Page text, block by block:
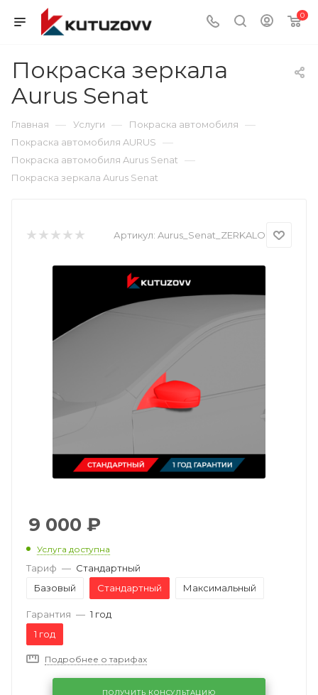
0
Покраска зеркала
Aurus Senat
Главная — Услуги — Покраска автомобиля —
Покраска автомобиля AURUS —
Покраска автомобиля Aurus Senat —
Покраска зеркала Aurus Senat
Артикул: Aurus_Senat_ZERKALO
9 000 ₽
Услуга доступна
Тариф — Стандартный
Базовый
Стандартный Максимальный
Гарантия — 1 год
1 год
Подробнее о тарифах
ПОЛУЧИТЬ КОНСУЛЬТАЦИЮ